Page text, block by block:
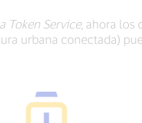
Token Service, ahora los
urbana conectada)